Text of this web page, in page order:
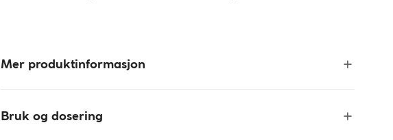
Mer produktinformasjon
Bruk og dosering